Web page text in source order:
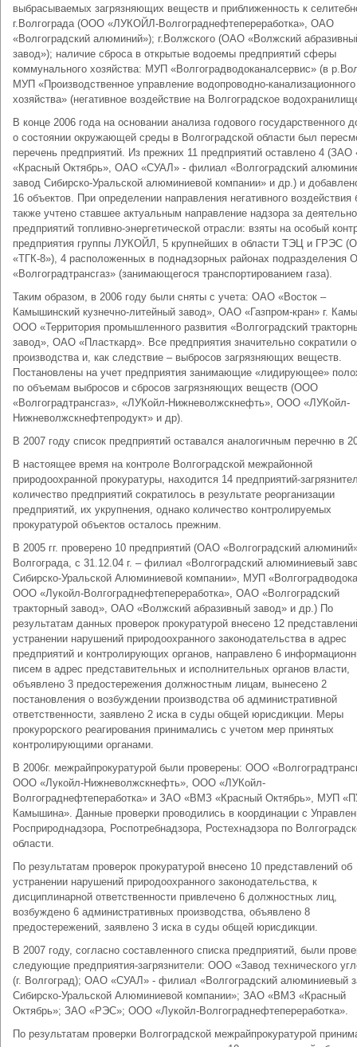
выбрасываемых загрязняющих веществ и приближенность к
г.Волгограда (ООО «ЛУКОЙЛ-Волгограднефтепереработка», ОАО
«Волгоградский алюминий»); г.Волжского (ОАО «Волжский
завод»); наличие сброса в открытые водоемы предприятий сферы
коммунального хозяйства: МУП «Волгоградводоканалсервис» (в
МУП «Производственное управление водопроводно-канализационного
хозяйства» (негативное воздействие на Волгоградское
В конце 2006 года на основании анализа годового государственного
о состоянии окружающей среды в Волгоградской области был
перечень предприятий. Из прежних 11 предприятий оставлено 4
«Красный Октябрь», ОАО «СУАЛ» - филиал «Волгоградский
завод Сибирско-Уральской алюминиевой компании» и др.) и
16 объектов. При определении направления негативного воздействия
также учтено ставшее актуальным направление надзора за
предприятий топливно-энергетической отрасли: взяты на особый
предприятия группы ЛУКОЙЛ, 5 крупнейших в области ТЭЦ и ГРЭС
«ТГК-8»), 4 расположенных в поднадзорных районах подразделения
«Волгоградтрансгаз» (занимающегося транспортированием газа).
Таким образом, в 2006 году были сняты с учета: ОАО «Восток –
Камышинский кузнечно-литейный завод», ОАО «Газпром-кран» г.
ООО «Территория промышленного развития «Волгоградский
завод», ОАО «Пласткард». Все предприятия значительно сократили
производства и, как следствие – выбросов загрязняющих веществ.
Постановлены на учет предприятия занимающие «лидирующее»
по объемам выбросов и сбросов загрязняющих веществ (ООО
«Волгоградтрансгаз», «ЛУКойл-Нижневолжскнефть», ООО «ЛУКойл-
Нижневолжскнефтепродукт» и др).
В 2007 году список предприятий оставался аналогичным перечню в
В настоящее время на контроле Волгоградской межрайонной
природоохранной прокуратуры, находится 14 предприятий-
количество предприятий сократилось в результате реорганизации
предприятий, их укрупнения, однако количество контролируемых
прокуратурой объектов осталось прежним.
В 2005 гг. проверено 10 предприятий (ОАО «Волгоградский
Волгограда, с 31.12.04 г. – филиал «Волгоградский алюминиевый
Сибирско-Уральской Алюминиевой компании», МУП
ООО «Лукойл-Волгограднефтепереработка», ОАО «Волгоградский
тракторный завод», ОАО «Волжский абразивный завод» и др.) По
результатам данных проверок прокуратурой внесено 12
устранении нарушений природоохранного законодательства в адрес
предприятий и контролирующих органов, направлено 6
писем в адрес представительных и исполнительных органов власти,
объявлено 3 предостережения должностным лицам, вынесено 2
постановления о возбуждении производства об административной
ответственности, заявлено 2 иска в суды общей юрисдикции. Меры
прокурорского реагирования принимались с учетом мер принятых
контролирующими органами.
В 2006г. межрайпрокуратурой были проверены: ООО
ООО «Лукойл-Нижневолжскнефть», ООО «ЛУКойл-
Волгограднефтепеработка» и ЗАО «ВМЗ «Красный Октябрь», МУП
Камышина». Данные проверки проводились в координации с
Росприроднадзора, Роспотребнадзора, Ростехнадзора по
области.
По результатам проверок прокуратурой внесено 10 представлений об
устранении нарушений природоохранного законодательства, к
дисциплинарной ответственности привлечено 6 должностных лиц,
возбуждено 6 административных производства, объявлено 8
предостережений, заявлено 3 иска в суды общей юрисдикции.
В 2007 году, согласно составленного списка предприятий, были
следующие предприятия-загрязнители: ООО «Завод технического
(г. Волгоград); ОАО «СУАЛ» - филиал «Волгоградский алюминиевый
Сибирско-Уральской Алюминиевой компании»; ЗАО «ВМЗ «Красный
Октябрь»; ЗАО «РЭС»; ООО «Лукойл-Волгограднефтепереработка».
По результатам проверки Волгоградской межрайпрокуратурой